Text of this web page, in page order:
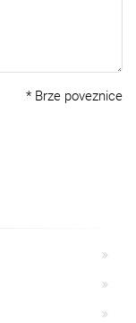
* Brze poveznice